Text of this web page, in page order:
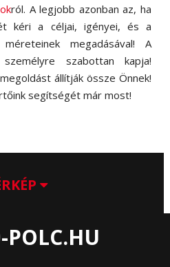
ról. A legjobb azonban az, ha
kéri a céljai, igényei, és a
megadásával! A
szabottan kapja!
állítják össze Önnek!
segítségét már most!
POLC.HU